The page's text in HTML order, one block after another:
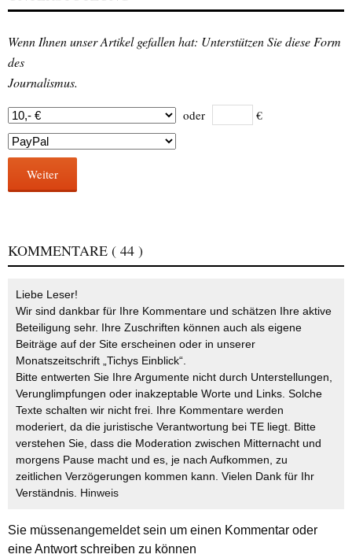
Wenn Ihnen unser Artikel gefallen hat: Unterstützen Sie diese Form
des
Journalismus.
oder €
Weiter
KOMMENTARE ( 44 )
Liebe Leser!
Wir sind dankbar für Ihre Kommentare und schätzen Ihre aktive
Beteiligung sehr. Ihre Zuschriften können auch als eigene
Beiträge auf der Site erscheinen oder in unserer
Monatszeitschrift „Tichys Einblick“.
Bitte entwerten Sie Ihre Argumente nicht durch Unterstellungen,
Verunglimpfungen oder inakzeptable Worte und Links. Solche
Texte schalten wir nicht frei. Ihre Kommentare werden
moderiert, da die juristische Verantwortung bei TE liegt. Bitte
verstehen Sie, dass die Moderation zwischen Mitternacht und
morgens Pause macht und es, je nach Aufkommen, zu
zeitlichen Verzögerungen kommen kann. Vielen Dank für Ihr
Verständnis. Hinweis
Sie müssenangemeldetsein um einen Kommentar oder
eine Antwort schreiben zu können